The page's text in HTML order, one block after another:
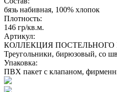
бязь набивная, 100% хлопок
Плотность:
146 гр/кв.м.
Артикул:
КОЛЛЕКЦИЯ ПОСТЕЛЬНОГО
Треугольники, бирюзовый, со
Упаковка:
ПВХ пакет с клапаном,